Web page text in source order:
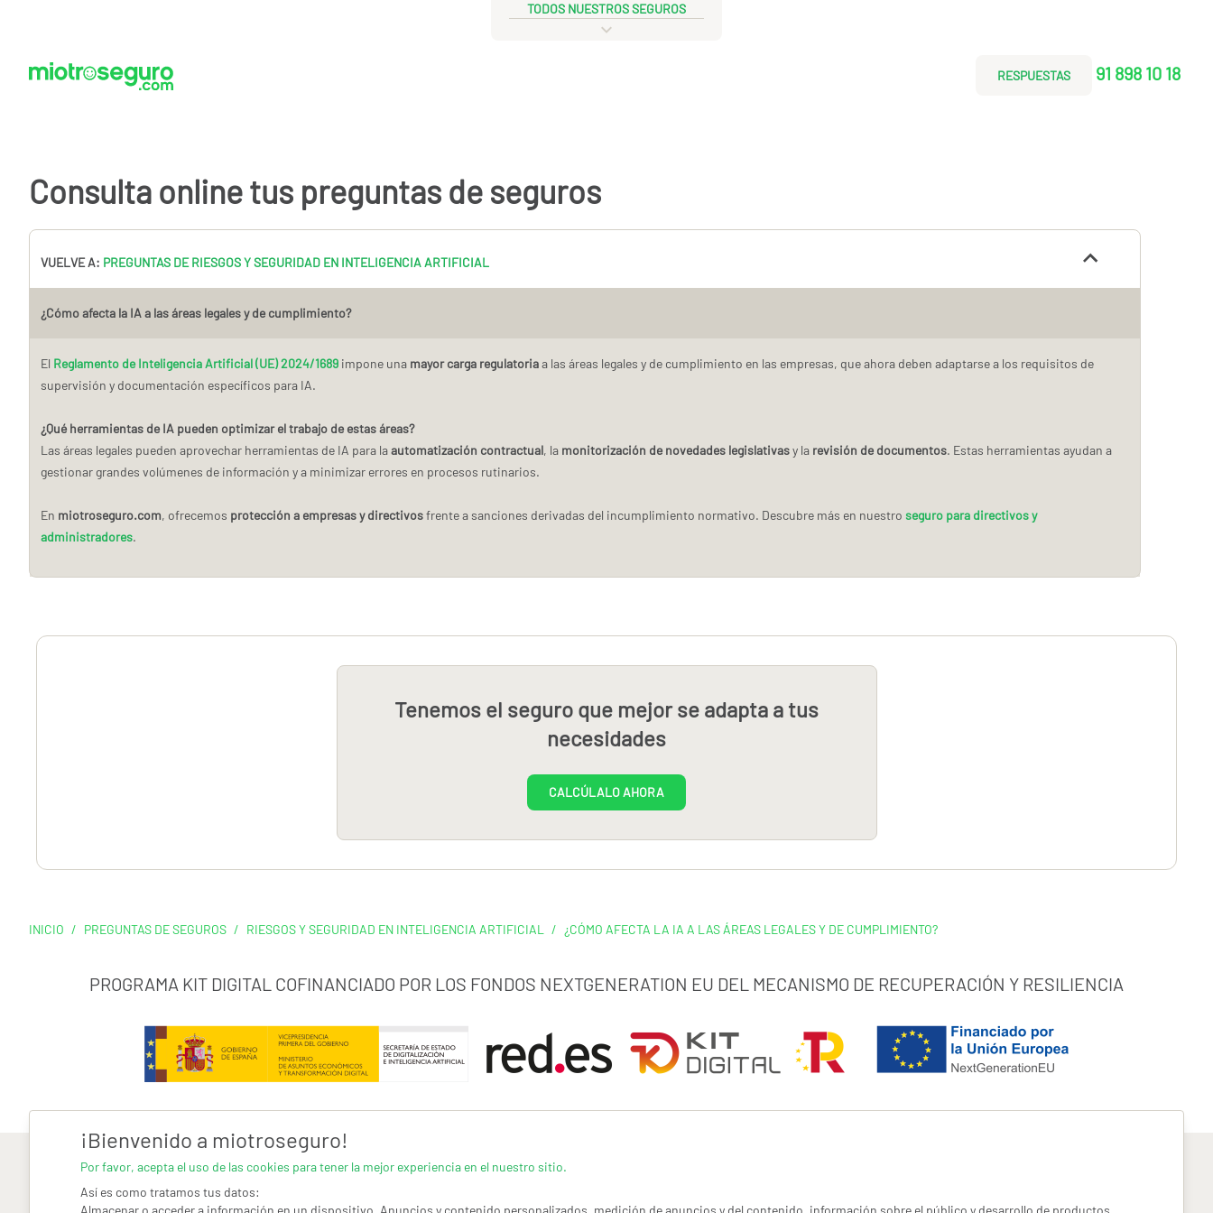
TODOS NUESTROS SEGUROS
RESPUESTAS 91 898 10 18
Consulta online tus preguntas de seguros
VUELVE A: PREGUNTAS DE RIESGOS Y SEGURIDAD EN INTELIGENCIA ARTIFICIAL
¿Cómo afecta la IA a las áreas legales y de cumplimiento?
El Reglamento de Inteligencia Artificial (UE) 2024/1689 impone una mayor carga regulatoriaa las áreas legales y de cumplimiento en las empresas, que ahora deben adaptarse a los requisitos de
supervisión y documentación específicos para IA.
¿Qué herramientas de IA pueden optimizar el trabajo de estas áreas?
Las áreas legales pueden aprovechar herramientas de IA para laautomatización contractual, la monitorización de novedades legislativasy la revisión de documentos. Estas herramientas ayudan a
gestionar grandes volúmenes de información y a minimizar errores en procesos rutinarios.
En miotroseguro.com, ofrecemos protección a empresas y directivosfrente a sanciones derivadas del incumplimiento normativo. Descubre más en nuestro seguro para directivos y
administradores.
Tenemos el seguro que mejor se adapta a tus
necesidades
CALCÚLALO AHORA
INICIO / PREGUNTAS DE SEGUROS / RIESGOS Y SEGURIDAD EN INTELIGENCIA ARTIFICIAL / ¿CÓMO AFECTA LA IA A LAS ÁREAS LEGALES Y DE CUMPLIMIENTO?
PROGRAMA KIT DIGITAL COFINANCIADO POR LOS FONDOS NEXTGENERATION EU DEL MECANISMO DE RECUPERACIÓN Y RESILIENCIA
¡Bienvenido a miotroseguro!
Por favor, acepta el uso de las cookies para tener la mejor experiencia en el nuestro sitio.
Así es como tratamos tus datos:
Almacenar o acceder a información en un dispositivo, Anuncios y contenido personalizados, medición de anuncios y del contenido, información sobre el público y desarrollo de productos,